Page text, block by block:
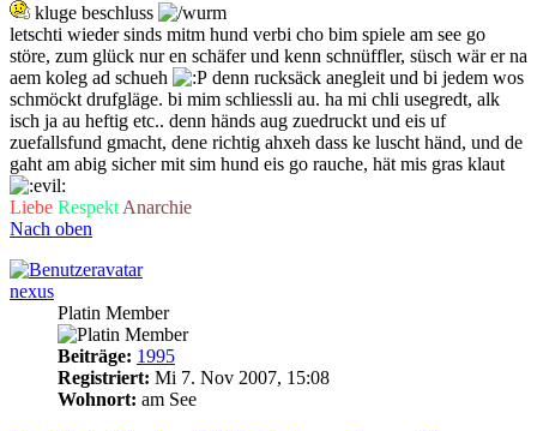
kluge beschluss
letschti wieder sinds mitm hund verbi cho bim spiele am see go
störe, zum glück nur en schäfer und kenn schnüffler, süsch wär er na
aem koleg ad schueh
denn rucksäck anegleit und bi jedem wos
schmöckt drufgläge. bi mim schliessli au. ha mi chli usegredt, alk
isch ja au heftig etc.. denn händs aug zuedruckt und eis uf
zuefallsfund gmacht, dene richtig ahxeh dass ke luscht händ, und de
gaht am abig sicher mit sim hund eis go rauche, hät mis gras klaut
Liebe Respekt Anarchie
Nach oben
nexus
Platin Member
Beiträge: 1995
Registriert: Mi 7. Nov 2007, 15:08
Wohnort: am See